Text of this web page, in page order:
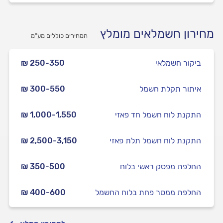
מחירון חשמלאים מומלץ המחירים כוללים מע”מ
₪ 250-350 ביקור חשמלאי
₪ 300-550 איתור תקלת חשמל
₪ 1,000-1,550 התקנת לוח חשמל חד פאזי
₪ 2,500-3,150 התקנת לוח חשמל תלת פאזי
₪ 350-500 החלפת מפסק ראשי בלוח
₪ 400-600 החלפת ממסר פחת בלוח החשמל